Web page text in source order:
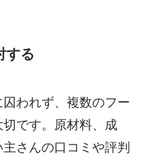
する
われず、複数のフー
切です。原材料、成
さんの口コミや評判